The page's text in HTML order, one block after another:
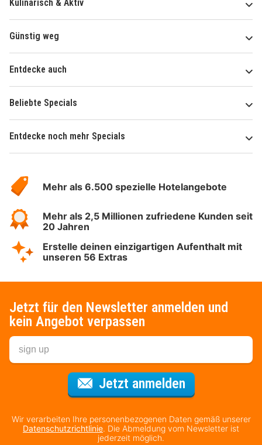
Kulinarisch & Aktiv
Günstig weg
Entdecke auch
Beliebte Specials
Entdecke noch mehr Specials
Hotelspecials
Mehr als 6.500 spezielle Hotelangebote
Mehr als 2,5 Millionen zufriedene Kunden seit
20 Jahren
Erstelle deinen einzigartigen Aufenthalt mit
unseren 56 Extras
Jetzt für den Newsletter anmelden und
kein Angebot verpassen
Jetzt anmeldenFür den
Wir verarbeiten Ihre personenbezogenen Daten gemäß unserer
Datenschutzrichtlinie. Die Abmeldung vom Newsletter ist
jederzeit möglich.